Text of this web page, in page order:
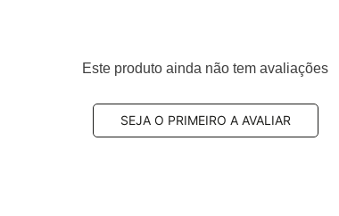
Este produto ainda não tem avaliações
SEJA O PRIMEIRO A AVALIAR